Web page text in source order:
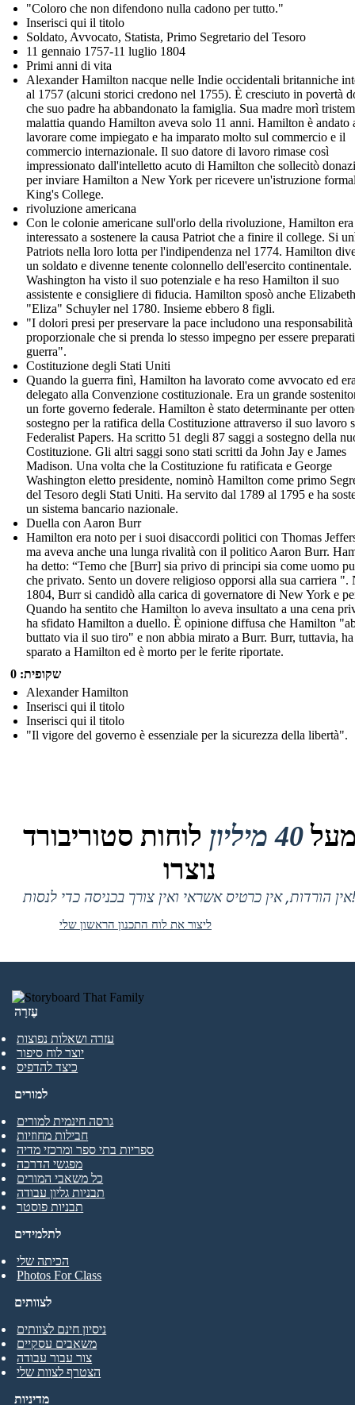
"Coloro che non difendono nulla cadono per tutto."
Inserisci qui il titolo
Soldato, Avvocato, Statista, Primo Segretario del Tesoro
11 gennaio 1757-11 luglio 1804
Primi anni di vita
Alexander Hamilton nacque nelle Indie occidentali britanniche
al 1757 (alcuni storici credono nel 1755). È cresciuto in povertà
che suo padre ha abbandonato la famiglia. Sua madre morì
malattia quando Hamilton aveva solo 11 anni. Hamilton è andato
lavorare come impiegato e ha imparato molto sul commercio e il
commercio internazionale. Il suo datore di lavoro rimase così
impressionato dall'intelletto acuto di Hamilton che sollecitò
per inviare Hamilton a New York per ricevere un'istruzione
King's College.
rivoluzione americana
Con le colonie americane sull'orlo della rivoluzione, Hamilton
interessato a sostenere la causa Patriot che a finire il college. Si
Patriots nella loro lotta per l'indipendenza nel 1774. Hamilton
un soldato e divenne tenente colonnello dell'esercito continentale.
Washington ha visto il suo potenziale e ha reso Hamilton il suo
assistente e consigliere di fiducia. Hamilton sposò anche Elizabeth
"Eliza" Schuyler nel 1780. Insieme ebbero 8 figli.
"I dolori presi per preservare la pace includono una responsabilità
proporzionale che si prenda lo stesso impegno per essere
guerra".
Costituzione degli Stati Uniti
Quando la guerra finì, Hamilton ha lavorato come avvocato ed
delegato alla Convenzione costituzionale. Era un grande
un forte governo federale. Hamilton è stato determinante per
sostegno per la ratifica della Costituzione attraverso il suo lavoro
Federalist Papers. Ha scritto 51 degli 87 saggi a sostegno della
Costituzione. Gli altri saggi sono stati scritti da John Jay e James
Madison. Una volta che la Costituzione fu ratificata e George
Washington eletto presidente, nominò Hamilton come primo
del Tesoro degli Stati Uniti. Ha servito dal 1789 al 1795 e ha
un sistema bancario nazionale.
Duella con Aaron Burr
Hamilton era noto per i suoi disaccordi politici con Thomas
ma aveva anche una lunga rivalità con il politico Aaron Burr.
ha detto: “Temo che [Burr] sia privo di principi sia come uomo
che privato. Sento un dovere religioso opporsi alla sua carriera ".
1804, Burr si candidò alla carica di governatore di New York e
Quando ha sentito che Hamilton lo aveva insultato a una cena
ha sfidato Hamilton a duello. È opinione diffusa che Hamilton
buttato via il suo tiro" e non abbia mirato a Burr. Burr, tuttavia, ha
sparato a Hamilton ed è morto per le ferite riportate.
שקופית: 0
Alexander Hamilton
Inserisci qui il titolo
Inserisci qui il titolo
"Il vigore del governo è essenziale per la sicurezza della libertà".
40 מיליון
לוחות סטוריבורד
נוצרו
אין הורדות, אין כרטיס אשראי ואין צורך בכניסה כדי לנסות!
ליצור את לוח התכנון הראשון שלי
עֶזרָה
עזרה ושאלות נפוצות
יוצר לוח סיפור
כיצד להדפיס
לתלמידים
הכיתה שלי
Photos For Class
למורים
גרסה חינמית למורים
חבילות מחוזיות
ספריות בתי ספר ומרכזי מדיה
מפגשי הדרכה
כל משאבי המורים
תבניות גליון עבודה
תבניות פוסטר
לצוותים
ניסיון חינם לצוותים
משאבים עסקיים
צור עבור עבודה
הצטרף לצוות שלי
מדיניות